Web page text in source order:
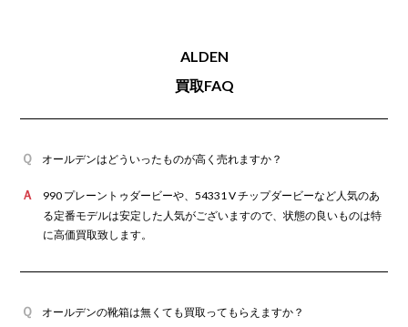
2026年6月買取
カインドオル新宿店でオールデン 662 タッ
セルローファーを買取致しました。
2026年6月買取
雑なグッドイヤーウェルト製法が用いられます。1足の製造日数は3
デルに使用されている「コードバン」は農耕用馬の臀部から採れる
ツヤと深みが出るのが特徴です。また、土踏まずにアーチがありほ
ど良い圧を加える「モディファイドラスト」という長時間の方での
疲労軽減に効果的な製法を生み出しました。 代表的なコードバンや
が欠かさず行われます。1つずつ丁寧に作られるオールデンの革靴
ALDEN
買取FAQ
オールデンはどういったものが高く売れますか？
990 プレーントゥダービーや、54331 V チップダービーなど人気のあ
る定番モデルは安定した人気がございますので、状態の良いものは特
に高価買取致します。
オールデンの靴箱は無くても買取ってもらえますか？